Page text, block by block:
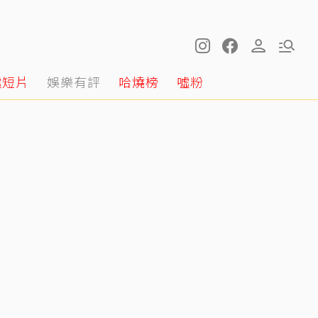
片 娛樂有評 哈燒榜 噓粉